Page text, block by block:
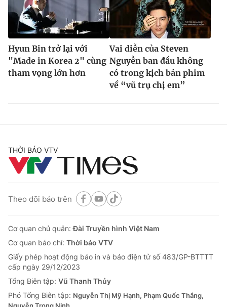
Hyun Bin trở lại với
"Made in Korea 2" cùng
tham vọng lớn hơn
Vai diễn của Steven
Nguyễn ban đầu không
có trong kịch bản phim
về “vũ trụ chị em”
THỜI BÁO VTV
Theo dõi báo trên
Cơ quan chủ quản:Đài Truyền hình Việt Nam
Cơ quan báo chí: Thời báo VTV
Giấy phép hoạt động báo in và báo điện tử số 483/GP-BTTTT
cấp ngày 29/12/2023
Tổng Biên tập: Vũ Thanh Thủy
Phó Tổng Biên tập: Nguyễn Thị Mỹ Hạnh, Phạm Quốc Thắng,